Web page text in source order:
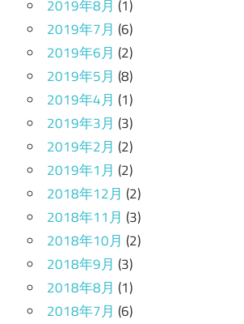
2019年8月 (1)
2019年7月 (6)
2019年6月 (2)
2019年5月 (8)
2019年4月 (1)
2019年3月 (3)
2019年2月 (2)
2019年1月 (2)
2018年12月 (2)
2018年11月 (3)
2018年10月 (2)
2018年9月 (3)
2018年8月 (1)
2018年7月 (6)